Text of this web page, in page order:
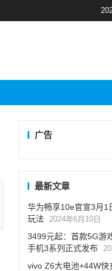
广告
最新文章
华为畅享10e官宣3月1
玩法 2024年6月10日
3499元起：首款5G游
手机3系列正式发布
vivo Z6大电池+44W快